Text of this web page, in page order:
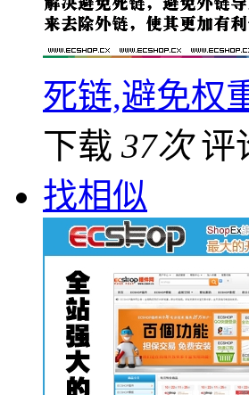
死链,避免权
下载 37次 评
找相似